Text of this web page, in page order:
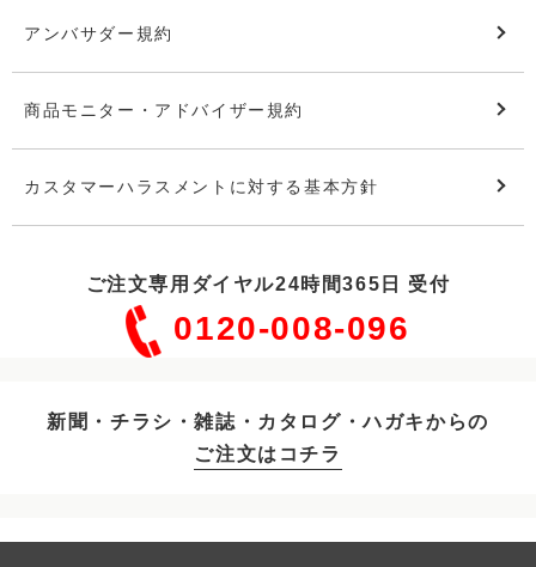
アンバサダー規約
商品モニター・アドバイザー規約
カスタマーハラスメントに対する基本方針
ご注文専用ダイヤル24時間365日 受付
0120-008-096
新聞・チラシ・雑誌・カタログ・ハガキからの
ご注文はコチラ